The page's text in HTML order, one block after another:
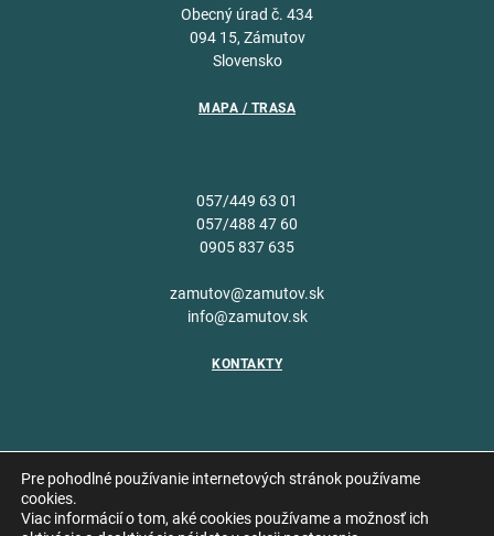
Obecný úrad č. 434
094 15, Zámutov
Slovensko
MAPA / TRASA
057/449 63 01
057/488 47 60
0905 837 635
zamutov@zamutov.sk
info@zamutov.sk
KONTAKTY
Copyright © 2026 Obec
Pre pohodlné používanie internetových stránok používame
cookies.
Viac informácií o tom, aké cookies používame a možnosť ich